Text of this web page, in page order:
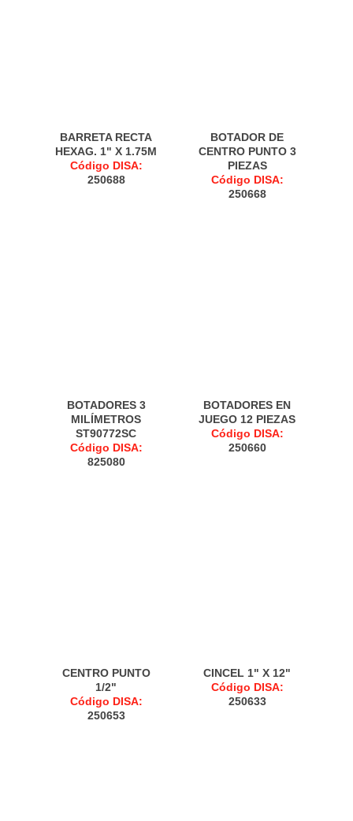
BARRETA RECTA
HEXAG. 1" X 1.75M
Código DISA:
250688
BOTADOR DE
CENTRO PUNTO 3
PIEZAS
Código DISA:
250668
BOTADORES 3
MILÍMETROS
ST90772SC
Código DISA:
825080
BOTADORES EN
JUEGO 12 PIEZAS
Código DISA:
250660
CENTRO PUNTO
1/2"
Código DISA:
250653
CINCEL 1" X 12"
Código DISA:
250633